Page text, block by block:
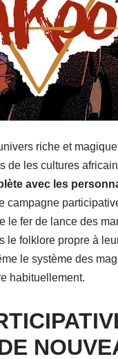
riche et
de les cultures
avec les
campagne
le fer de lance des
folklore propre à
le système des
habituellement.